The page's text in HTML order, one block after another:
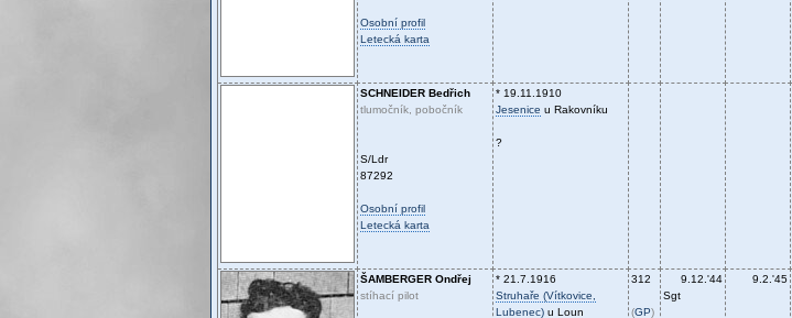
Osobní profil
Letecká karta
SCHNEIDER Bedřich
tlumočník, pobočník
S/Ldr
87292
Osobní profil
Letecká karta
* 19.11.1910
Jesenice u Rakovníku
?
ŠAMBERGER Ondřej
stíhací pilot
* 21.7.1916
Struhaře (Vítkovice,
Lubenec) u Loun
312
(GP)
9.12.'44
Sgt
9.2.'45